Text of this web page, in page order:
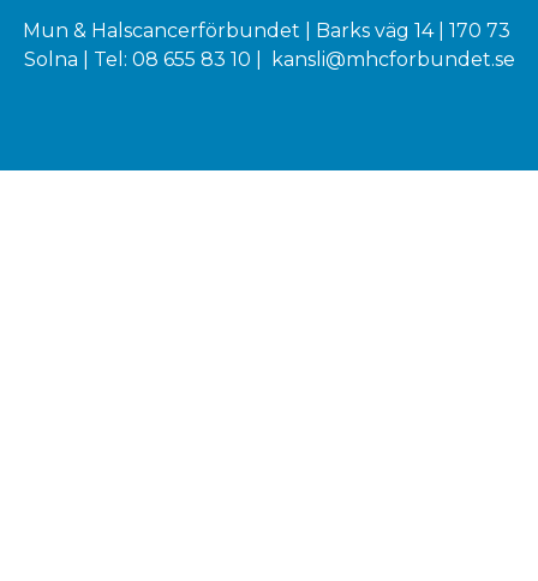
Mun & Halscancerförbundet | Barks väg 14 | 170 73
Solna | Tel: 08 655 83 10 |
kansli@mhcforbundet.se